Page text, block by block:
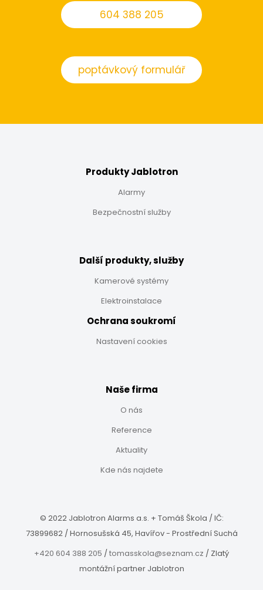
604 388 205
poptávkový formulář
Produkty Jablotron
Alarmy
Bezpečnostní služby
Další produkty, služby
Kamerové systémy
Elektroinstalace
Ochrana soukromí
Nastavení cookies
Naše firma
O nás
Reference
Aktuality
Kde nás najdete
© 2022 Jablotron Alarms a.s. + Tomáš Škola /IČ:
73899682 /Hornosušská 45, Havířov - Prostřední Suchá
+420 604 388 205 /tomasskola@seznam.cz / Zlatý
montážní partner Jablotron